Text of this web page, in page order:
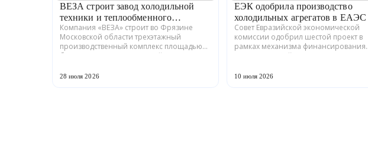
ВЕЗА строит завод холодильной
техники и теплообменного
оборудования
Компания «ВЕЗА» строит во Фрязине
Московской области трехэтажный
производственный комплекс площадью
более 12 тыс. кв. м для серийного выпуска
оборудования. ...
28 июля 2026
ЕЭК одобрила производство
холодильных агрегатов в ЕАЭС
Совет Евразийской экономической
комиссии одобрил шестой проект в
рамках механизма финансирования
промышленной кооперации в ЕАЭС.
ГРАДИЕНТ» совместно с предприятия...
10 июля 2026